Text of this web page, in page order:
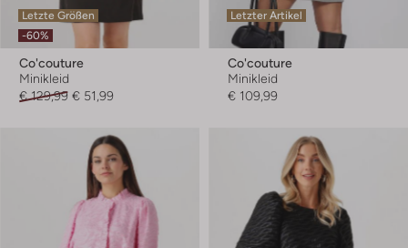
Letzte Größen
-60%
Co'couture
Minikleid
€ 129,99 € 51,99
Letzter Artikel
Co'couture
Minikleid
€ 109,99